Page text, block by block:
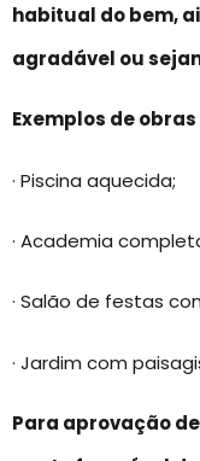
habitual do bem,
agradável ou
Exemplos de
· Piscina aquecida;
· Academia
· Salão de festas
· Jardim com
Para aprovação